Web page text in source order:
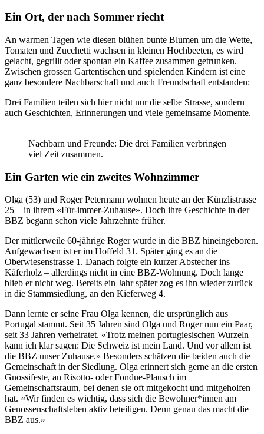
Ein Ort, der nach Sommer riecht
An warmen Tagen wie diesen blühen bunte Blumen um die Wette,
Tomaten und Zucchetti wachsen in kleinen Hochbeeten, es wird
gelacht, gegrillt oder spontan ein Kaffee zusammen getrunken.
Zwischen grossen Gartentischen und spielenden Kindern ist eine
ganz besondere Nachbarschaft und auch Freundschaft entstanden:
Drei Familien teilen sich hier nicht nur die selbe Strasse, sondern
auch Geschichten, Erinnerungen und viele gemeinsame Momente.
Nachbarn und Freunde: Die drei Familien verbringen
viel Zeit zusammen.
Ein Garten wie ein zweites Wohnzimmer
Olga (53) und Roger Petermann wohnen heute an der Künzlistrasse
25 – in ihrem «Für-immer-Zuhause». Doch ihre Geschichte in der
BBZ begann schon viele Jahrzehnte früher.
Der mittlerweile 60-jährige Roger wurde in die BBZ hineingeboren.
Aufgewachsen ist er im Hoffeld 31. Später ging es an die
Oberwiesenstrasse 1. Danach folgte ein kurzer Abstecher ins
Käferholz – allerdings nicht in eine BBZ-Wohnung. Doch lange
blieb er nicht weg. Bereits ein Jahr später zog es ihn wieder zurück
in die Stammsiedlung, an den Kieferweg 4.
Dann lernte er seine Frau Olga kennen, die ursprünglich aus
Portugal stammt. Seit 35 Jahren sind Olga und Roger nun ein Paar,
seit 33 Jahren verheiratet. «Trotz meinen portugiesischen Wurzeln
kann ich klar sagen: Die Schweiz ist mein Land. Und vor allem ist
die BBZ unser Zuhause.» Besonders schätzen die beiden auch die
Gemeinschaft in der Siedlung. Olga erinnert sich gerne an die ersten
Gnossifeste, an Risotto- oder Fondue-Plausch im
Gemeinschaftsraum, bei denen sie oft mitgekocht und mitgeholfen
hat. «Wir finden es wichtig, dass sich die Bewohner*innen am
Genossenschaftsleben aktiv beteiligen. Denn genau das macht die
BBZ aus.»